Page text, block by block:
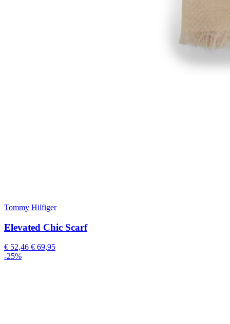
Tommy Hilfiger
Elevated Chic Scarf
€ 52,46 € 69,95
-25%